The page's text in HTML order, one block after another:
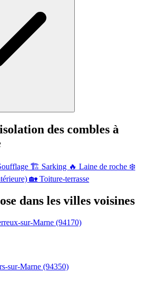
des combles à
🏗️ Sarking 🔥 Laine de roche ❄️
🏡 Toiture-terrasse
dans les villes voisines
sur-Marne (94170)
sur-Marne (94350)